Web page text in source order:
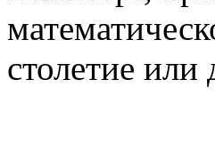
столетие или